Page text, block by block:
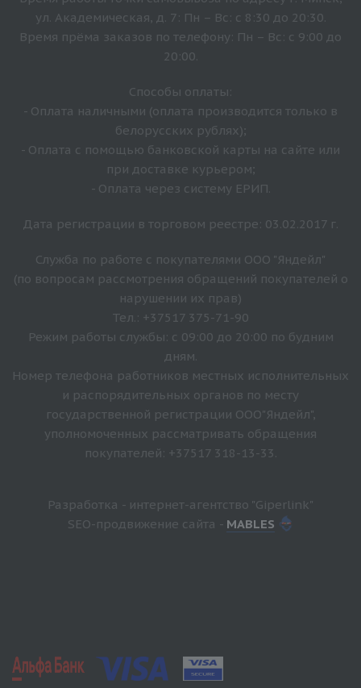
ул. Академическая, д. 7: Пн – Вс: с 8:30 до 20:30.
Время прёма заказов по телефону: Пн – Вс: с 9:00 до
20:00.
Способы оплаты:
- Оплата наличными (оплата производится только в
белорусских рублях);
- Оплата с помощью банковской карты на сайте или
при доставке курьером;
- Оплата через систему ЕРИП.
Дата регистрации в торговом реестре: 03.02.2017 г.
Служба по работе с покупателями ООО "Яндейл"
(по вопросам рассмотрения обращений покупателей о
нарушении их прав)
Тел.: +37517 375-71-90
Режим работы службы: с 09:00 до 20:00 по будним
дням.
Номер телефона работников местных исполнительных
и распорядительных органов по месту
государственной регистрации ООО"Яндейл",
уполномоченных рассматривать обращения
покупателей: +37517 318-13-33.
Разработка - интернет-агентство "Giperlink"
SEO-продвижение сайта - MABLES